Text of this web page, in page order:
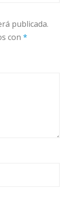
publicada.
con *